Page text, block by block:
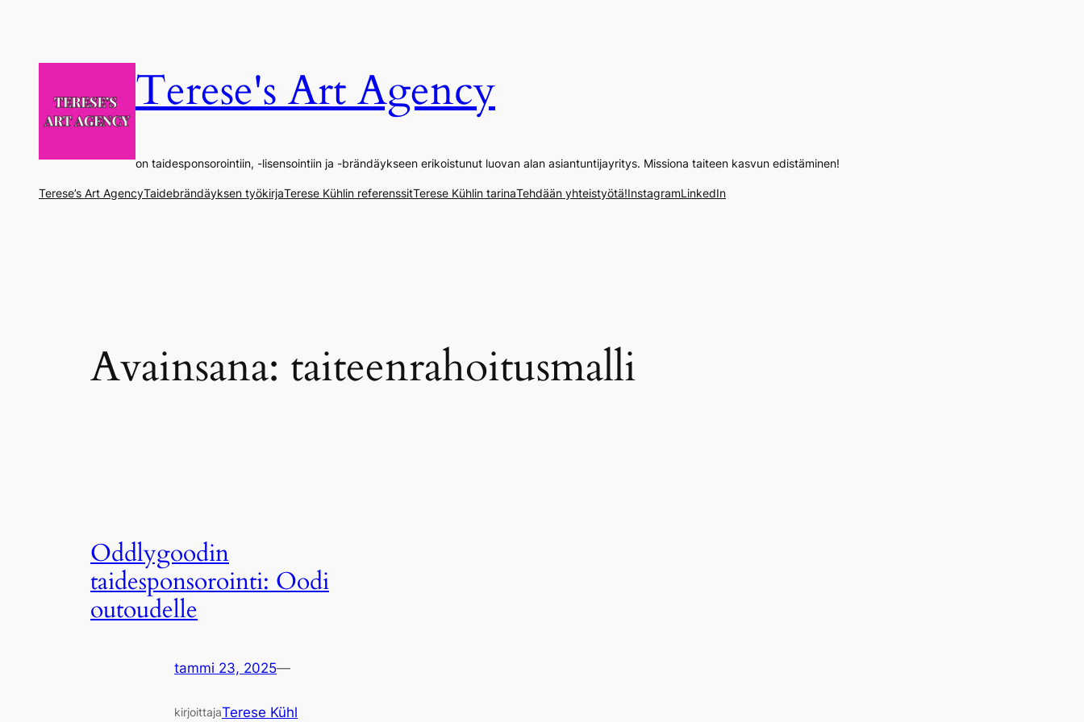
Terese's Art Agency
on taidesponsorointiin, -lisensointiin ja -brändäykseen erikoistunut luovan alan asiantuntijayritys. Missiona taiteen kasvun edistäminen!
Terese’s Art AgencyTaidebrändäyksen työkirjaTerese Kühlin referenssitTerese Kühlin tarinaTehdään yhteistyötä!InstagramLinkedIn
Avainsana: taiteenrahoitusmalli
Oddlygoodin
taidesponsorointi: Oodi
outoudelle
tammi 23, 2025—
kirjoittajaTerese Kühl